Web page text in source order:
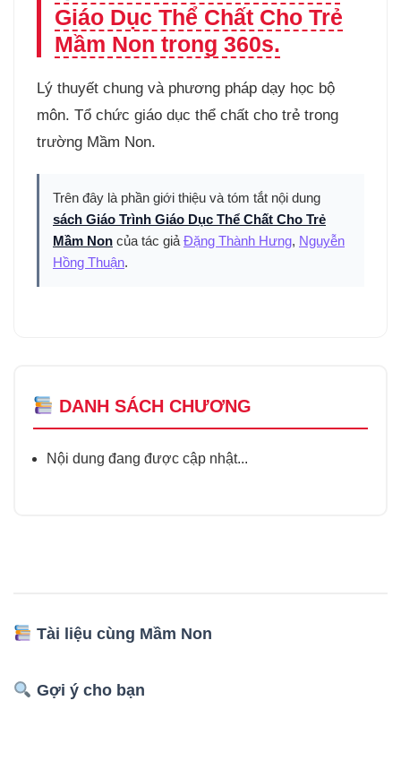
Giáo Dục Thể Chất Cho Trẻ
Mầm Non trong 360s.
Lý thuyết chung và phương pháp dạy học bộ
môn. Tổ chức giáo dục thể chất cho trẻ trong
trường Mầm Non.
Trên đây là phần giới thiệu và tóm tắt nội dung
sách Giáo Trình Giáo Dục Thể Chất Cho Trẻ
Mầm Non của tác giảĐặng Thành Hưng, Nguyễn
Hồng Thuận.
DANH SÁCH CHƯƠNG
Nội dung đang được cập nhật...
Tài liệu cùng Mầm Non
Gợi ý cho bạn